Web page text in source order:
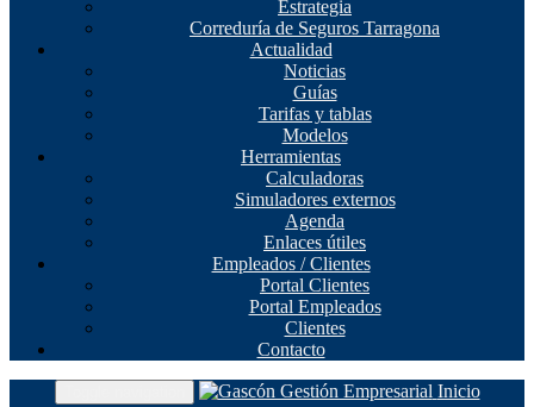
Estrategia
Correduría de Seguros Tarragona
Actualidad
Noticias
Guías
Tarifas y tablas
Modelos
Herramientas
Calculadoras
Simuladores externos
Agenda
Enlaces útiles
Empleados / Clientes
Portal Clientes
Portal Empleados
Clientes
Contacto
Inicio